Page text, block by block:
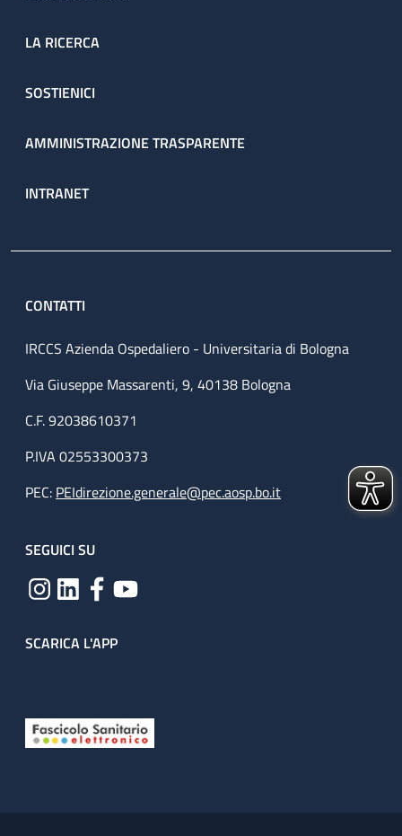
LA RICERCA
SOSTIENICI
AMMINISTRAZIONE TRASPARENTE
INTRANET
CONTATTI
IRCCS Azienda Ospedaliero - Universitaria di Bologna
Via Giuseppe Massarenti, 9, 40138 Bologna
C.F. 92038610371
P.IVA 02553300373
PEC: PEIdirezione.generale@pec.aosp.bo.it
SEGUICI SU
SCARICA L'APP